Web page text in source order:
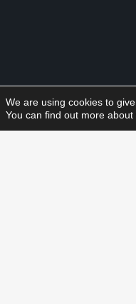
We are using cookies to
You can find out more